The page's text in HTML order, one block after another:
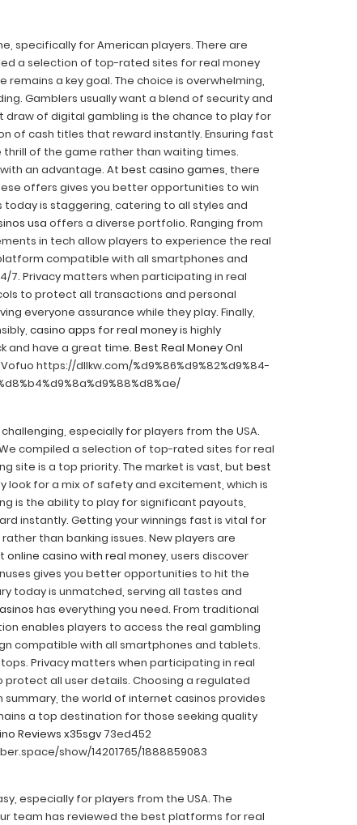
specifically for American players. There are
a selection of top-rated sites for real money
a key goal. The choice is overwhelming,
Gamblers usually want a blend of security and
draw of digital gambling is the chance to play for
of cash titles that reward instantly. Ensuring fast
of the game rather than waiting times.
an advantage. At best casino games, there
offers gives you better opportunities to win
is staggering, catering to all styles and
usa offers a diverse portfolio. Ranging from
in tech allow players to experience the real
compatible with all smartphones and
7. Privacy matters when participating in real
to protect all transactions and personal
everyone assurance while they play. Finally,
casino apps for real moneyis highly
and have a great time. Best Real Money Onl
https://dllkw.com/%d9%86%d9%82%d9%84-
especially for players from the USA.
compiled a selection of top-rated sites for real
site is a top priority. The market is vast, but best
look for a mix of safety and excitement, which is
is the ability to play for significant payouts,
instantly. Getting your winnings fast is vital for
than banking issues. New players are
online casino with real money, users discover
gives you better opportunities to hit the
today is unmatched, serving all tastes and
has everything you need. From traditional
enables players to access the real gambling
compatible with all smartphones and tablets.
Privacy matters when participating in real
protect all user details. Choosing a regulated
the world of internet casinos provides
a top destination for those seeking quality
Reviews x35sgv73ed452
show/14201765/1888859083
especially for players from the USA. The
team has reviewed the best platforms for real